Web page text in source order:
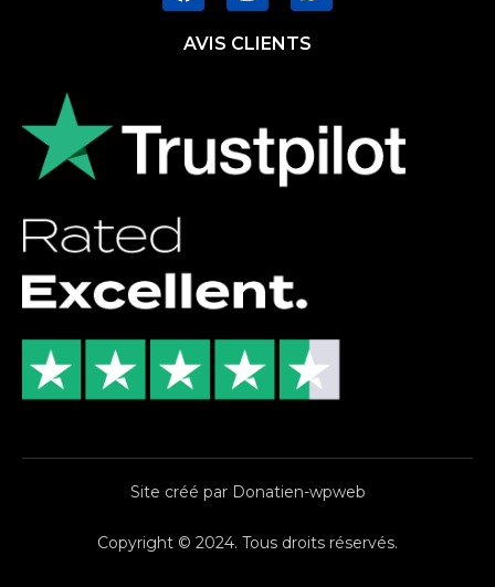
AVIS CLIENTS
Site créé par Donatien-wpweb
Copyright © 2024. Tous droits réservés.